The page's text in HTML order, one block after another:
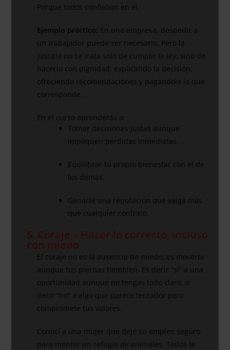
Porque todos confiaban en él.
Ejemplo práctico: En una empresa, despedir a
un trabajador puede ser necesario. Pero la
justicia no se trata solo de cumplir la ley, sino de
hacerlo con dignidad: explicando la decisión,
ofreciendo recomendaciones y pagándole lo que
corresponde.
En el curso aprenderás a:
Tomar decisiones justas aunque
impliquen pérdidas inmediatas.
Equilibrar tu propio bienestar con el de
los demás.
Ganarte una reputación que valga más
que cualquier contrato.
5. Coraje – Hacer lo correcto, incluso
con miedo
El coraje no es la ausencia de miedo; es moverte
aunque tus piernas tiemblen. Es decir “sí” a una
oportunidad aunque no tengas todo claro, o
decir “no” a algo que parece tentador pero
compromete tus valores.
Conocí a una mujer que dejó su empleo seguro
para montar un refugio de animales. Todos le